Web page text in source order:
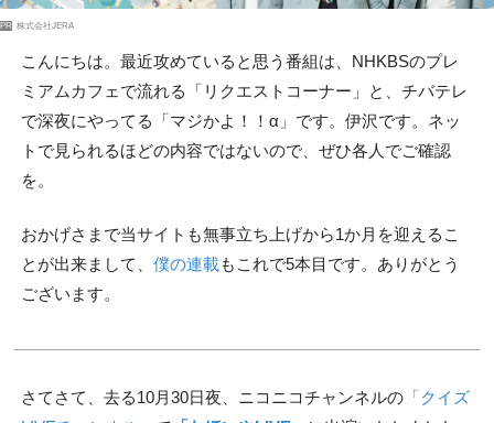
PR 株式会社JERA
こんにちは。最近攻めていると思う番組は、NHKBSのプレ
ミアムカフェで流れる「リクエストコーナー」と、チバテレ
で深夜にやってる「マジかよ！！α」です。伊沢です。ネッ
トで見られるほどの内容ではないので、ぜひ各人でご確認
を。
おかげさまで当サイトも無事立ち上げから1か月を迎えるこ
とが出来まして、 僕の連載もこれで5本目です。ありがとう
ございます。
さてさて、去る10月30日夜、ニコニコチャンネルの「クイズ